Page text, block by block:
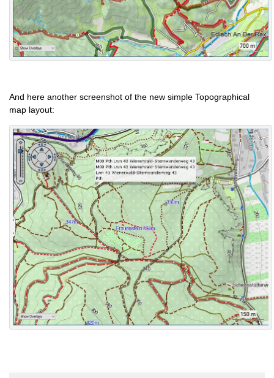
And here another screenshot of the new simple Topographical
map layout: